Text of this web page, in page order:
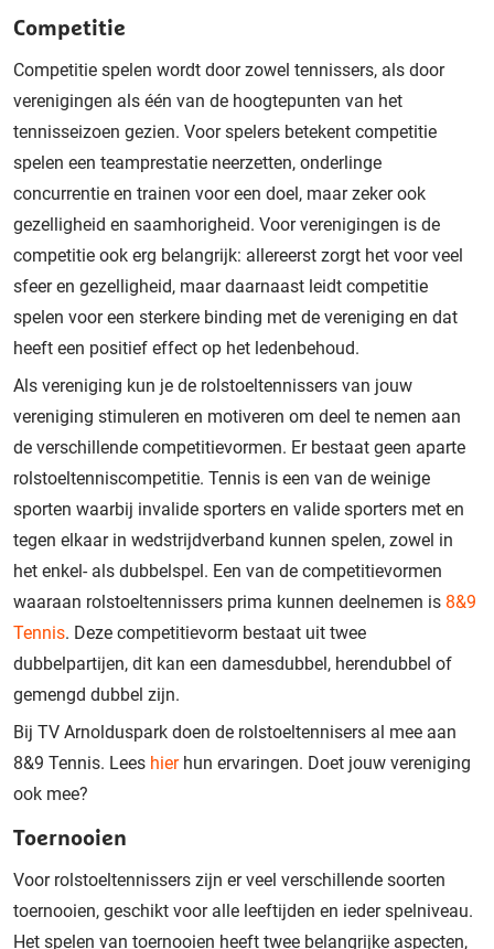
Competitie
Competitie spelen wordt door zowel tennissers, als door
verenigingen als één van de hoogtepunten van het
tennisseizoen gezien. Voor spelers betekent competitie
spelen een teamprestatie neerzetten, onderlinge
concurrentie en trainen voor een doel, maar zeker ook
gezelligheid en saamhorigheid. Voor verenigingen is de
competitie ook erg belangrijk: allereerst zorgt het voor veel
sfeer en gezelligheid, maar daarnaast leidt competitie
spelen voor een sterkere binding met de vereniging en dat
heeft een positief effect op het ledenbehoud.
Als vereniging kun je de rolstoeltennissers van jouw
vereniging stimuleren en motiveren om deel te nemen aan
de verschillende competitievormen. Er bestaat geen aparte
rolstoeltenniscompetitie. Tennis is een van de weinige
sporten waarbij invalide sporters en valide sporters met en
tegen elkaar in wedstrijdverband kunnen spelen, zowel in
het enkel- als dubbelspel. Een van de competitievormen
waaraan rolstoeltennissers prima kunnen deelnemen is 8&9
Tennis. Deze competitievorm bestaat uit twee
dubbelpartijen, dit kan een damesdubbel, herendubbel of
gemengd dubbel zijn.
Bij TV Arnolduspark doen de rolstoeltennisers al mee aan
8&9 Tennis. Lees hierhun ervaringen. Doet jouw vereniging
ook mee?
Toernooien
Voor rolstoeltennissers zijn er veel verschillende soorten
toernooien, geschikt voor alle leeftijden en ieder spelniveau.
Het spelen van toernooien heeft twee belangrijke aspecten,